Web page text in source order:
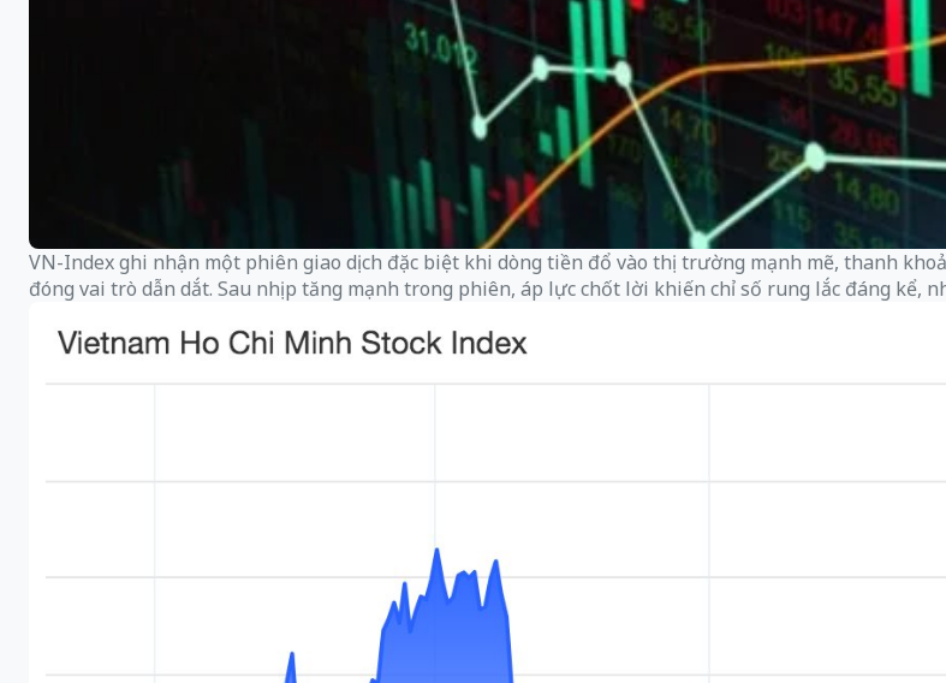
VN-Index ghi nhận một phiên giao dịch đặc biệt khi dòng tiền đổ vào thị trường mạnh mẽ, thanh
đóng vai trò dẫn dắt. Sau nhịp tăng mạnh trong phiên, áp lực chốt lời khiến chỉ số rung lắc đáng kể,